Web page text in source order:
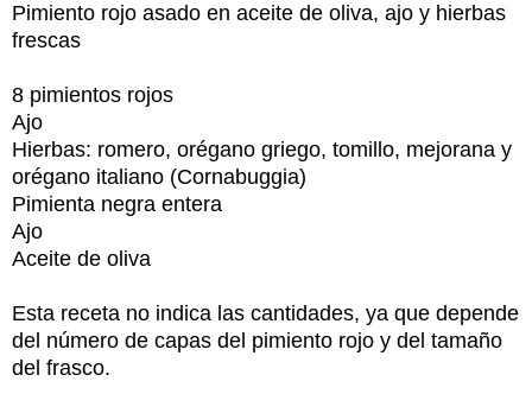
Pimiento rojo asado en aceite de oliva, ajo y hierbas
frescas
8 pimientos rojos
Ajo
Hierbas: romero, orégano griego, tomillo, mejorana y
orégano italiano (Cornabuggia)
Pimienta negra entera
Ajo
Aceite de oliva
Esta receta no indica las cantidades, ya que depende
del número de capas del pimiento rojo y del tamaño
del frasco.